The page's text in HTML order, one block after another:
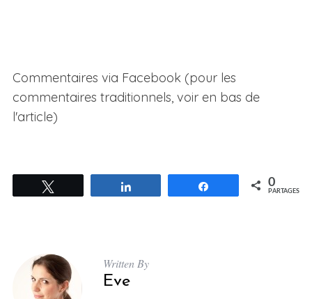
Commentaires via Facebook (pour les
commentaires traditionnels, voir en bas de
l'article)
Partagez 0
PARTAGES
Written By
Eve